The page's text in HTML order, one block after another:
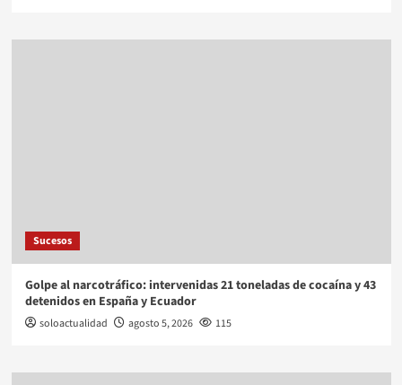
Sucesos
Golpe al narcotráfico: intervenidas 21 toneladas de cocaína y 43
detenidos en España y Ecuador
soloactualidad agosto 5, 2026 115